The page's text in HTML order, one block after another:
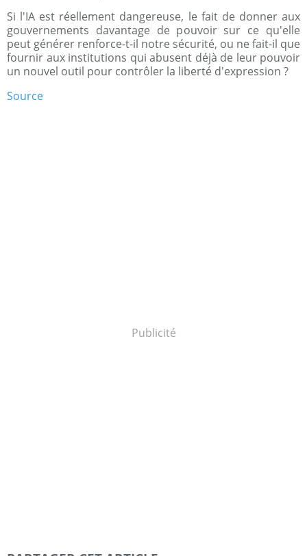
Si l'IA est réellement dangereuse, le fait de donner aux
gouvernements davantage de pouvoir sur ce qu'elle
peut générer renforce-t-il notre sécurité, ou ne fait-il que
fournir aux institutions qui abusent déjà de leur pouvoir
un nouvel outil pour contrôler la liberté d'expression ?
Source
Publicité